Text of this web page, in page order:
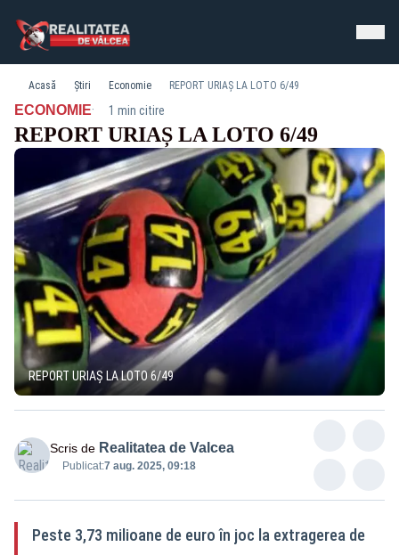
Acasă Știri Economie REPORT URIAȘ LA LOTO 6/49
ECONOMIE· 1 min citire
REPORT URIAȘ LA LOTO 6/49
REPORT URIAȘ LA LOTO 6/49
Scris de Realitatea de Valcea
Publicat:7 aug. 2025, 09:18
Peste 3,73 milioane de euro în joc la extragerea de